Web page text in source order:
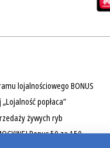
lojalnościowego BONUS
popłaca”
żywych ryb
Bonus 50 za 150